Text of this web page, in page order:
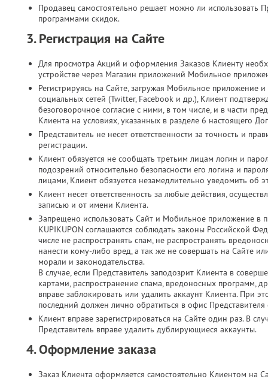
Продавец самостоятельно решает можно ли
программами скидок.
3. Регистрация на Сайте
Для просмотра Акций и оформления Заказов Клиенту
устройстве через Магазин приложений Мобильное
Регистрируясь на Сайте, загружая Мобильное приложение
социальных сетей (Twitter, Facebook и др.), Клиент
безоговорочное согласие с ними, в том числе, и в части
Клиента на условиях, указанных в разделе 6 настоящего
Представитель не несет ответственности за точность и
регистрации.
Клиент обязуется не сообщать третьим лицам логин и
подозрений относительно безопасности его логина и
лицами, Клиент обязуется незамедлительно уведомить об
Клиент несет ответственность за любые действия,
записью и от имени Клиента.
Запрещено использовать Сайт и Мобильное приложение в
KUPIKUPON соглашаются соблюдать законы Российской
числе не распространять спам, не распространять
нанести кому-либо вред, а так же не совершать на Сайте
морали и законодательства.
В случае, если Представитель заподозрит Клиента в
картами, распространение спама, вредоносных программ,
вправе заблокировать или удалить аккаунт Клиента. При
последний должен лично обратиться в офис Представителя
Клиент вправе зарегистрироваться на Сайте один раз. В
Представитель вправе удалить дублирующиеся аккаунты.
4. Оформление заказа
Заказ Клиента оформляется самостоятельно Клиентом на